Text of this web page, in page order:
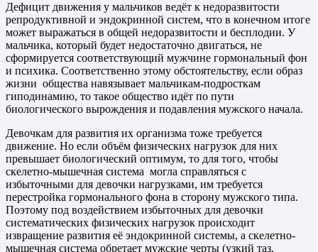
Дефицит движения у мальчиков ведёт к недоразвитости
репродуктивной и эндокринной систем, что в конечном итоге
может выражаться в общей недоразвитости и бесплодии. У
мальчика, который будет недостаточно двигаться, не
сформируется соответствующий мужчине гормональный фон
и психика. Соответственно этому обстоятельству, если образ
жизни общества навязывает мальчикам-подросткам
гиподинамию, то такое общество идёт по пути
биологического вырождения и подавления мужского начала.
Девочкам для развития их организма тоже требуется
движение. Но если объём физических нагрузок для них
превышает биологический оптимум, то для того, чтобы
скелетно-мышечная система могла справляться с
избыточными для девочки нагрузками, им требуется
перестройка гормонального фона в сторону мужского типа.
Поэтому под воздействием избыточных для девочки
систематических физических нагрузок происходит
извращение развития её эндокринной системы, а скелетно-
мышечная система обретает мужские черты (узкий таз,